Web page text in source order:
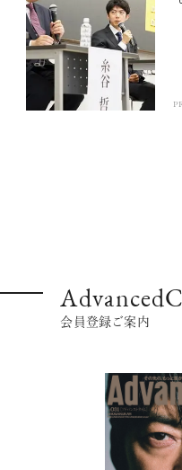
会員登録ご案内